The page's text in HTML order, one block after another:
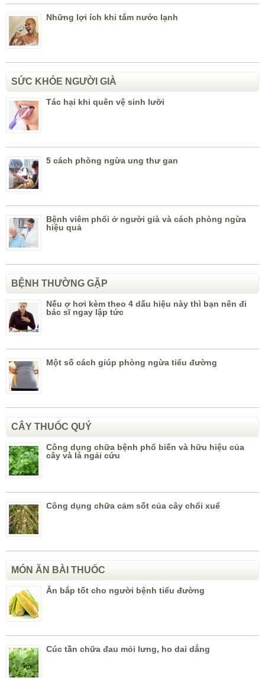
Những lợi ích khi tắm nước lạnh
SỨC KHỎE NGƯỜI GIÀ
Tác hại khi quên vệ sinh lưỡi
5 cách phòng ngừa ung thư gan
Bệnh viêm phổi ở người già và cách phòng ngừa
hiệu quả
BỆNH THƯỜNG GẶP
Nếu ợ hơi kèm theo 4 dấu hiệu này thì bạn nên đi
bác sĩ ngay lập tức
Một số cách giúp phòng ngừa tiểu đường
CÂY THUỐC QUÝ
Công dụng chữa bệnh phổ biến và hữu hiệu của
cây và lá ngải cứu
Công dụng chữa cảm sốt của cây chổi xuể
MÓN ĂN BÀI THUỐC
Ăn bắp tốt cho người bệnh tiểu đường
Cúc tần chữa đau mỏi lưng, ho dai dẳng